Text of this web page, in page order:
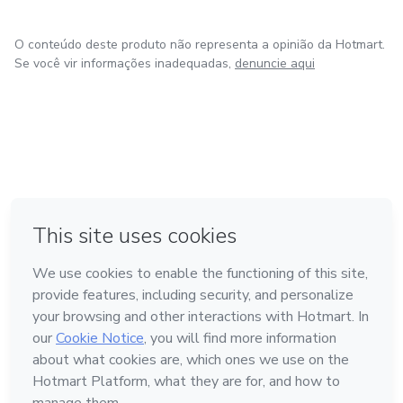
O conteúdo deste produto não representa a opinião da Hotmart.
Se você vir informações inadequadas, denuncie aqui
Feito com ❤ na Cidade do México
Conheça a Hotmart
Idioma